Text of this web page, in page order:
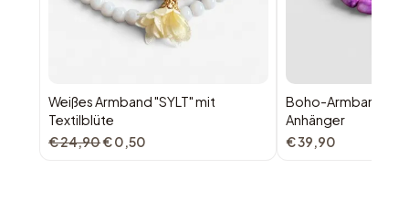
Weißes Armband "SYLT" mit
Textilblüte
€ 24,90€ 0,50
Boho-Armband
Anhänger
€ 39,90